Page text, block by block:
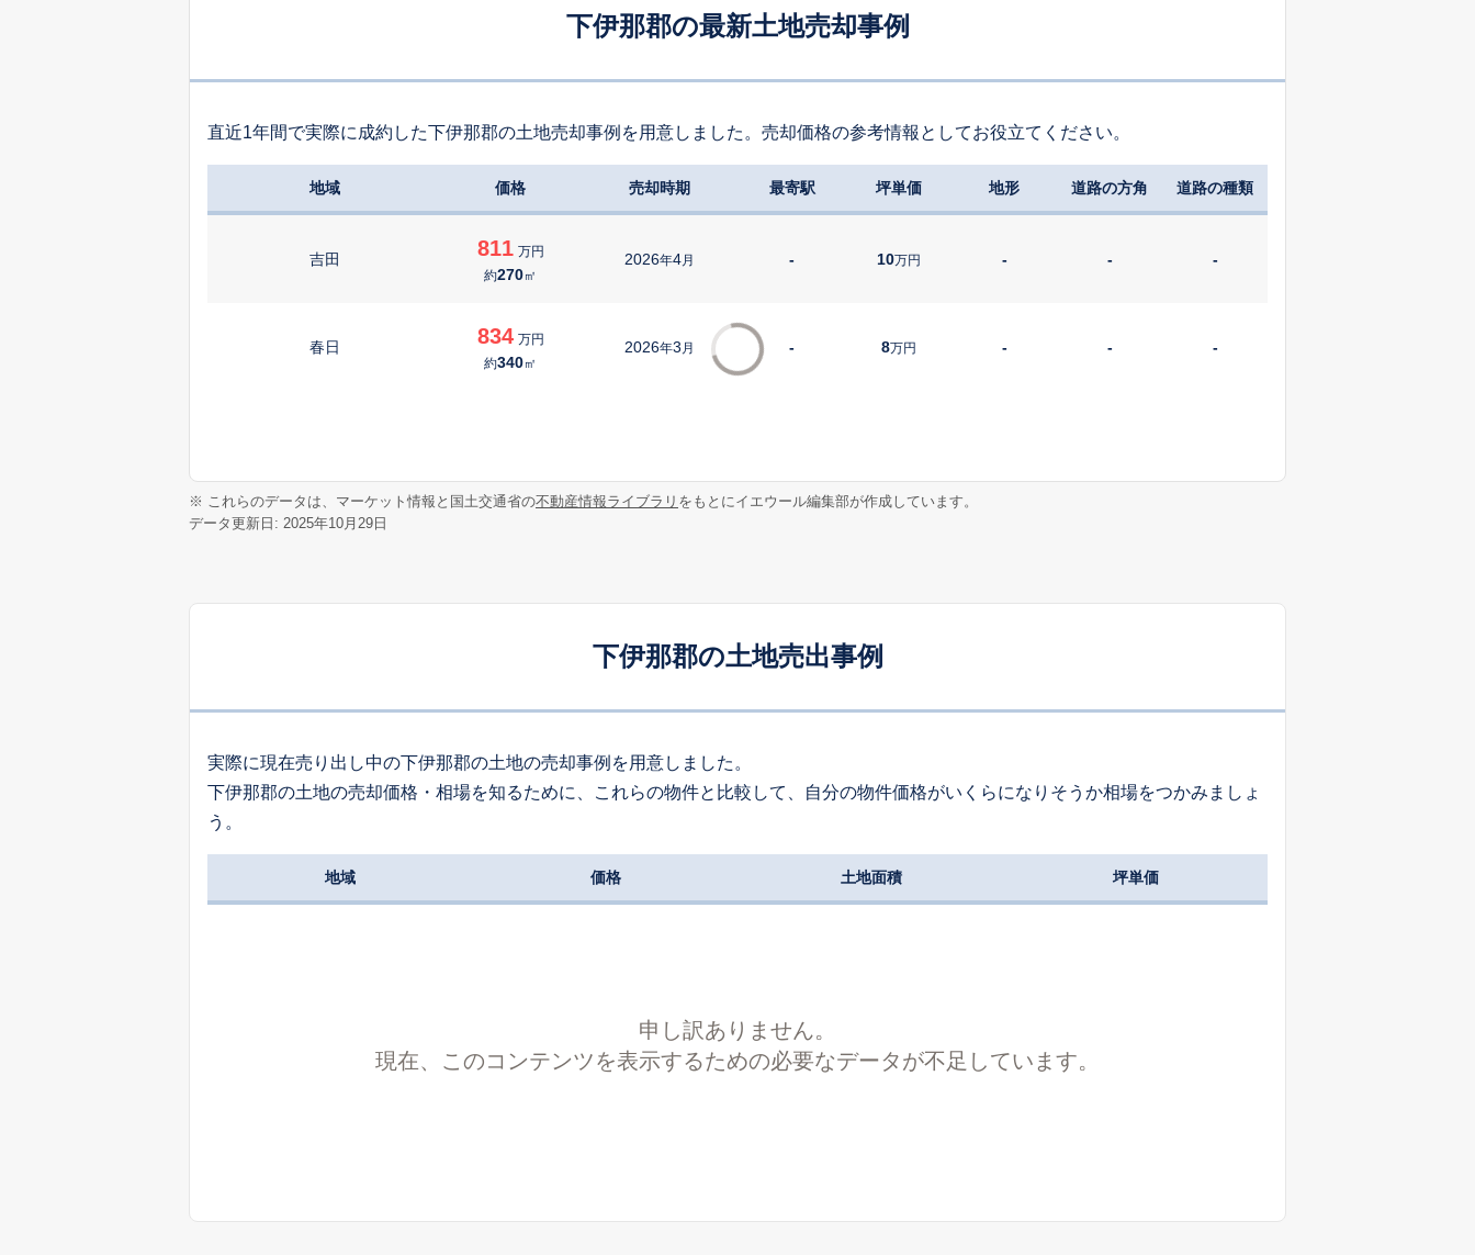
下伊那郡の最新土地売却事例
直近1年間で実際に成約した下伊那郡の土地売却事例を用意しました。売却価格の参考情報としてお役立てください。
地域 価格 売却時期 最寄駅 坪単価 地形 道路の方角 道路の種類
吉田 811 万円
約270㎡
2026年4月 - 10万円 - - -
春日 834 万円
約340㎡
2026年3 月 - 8万円 - - -
※ これらのデータは、マーケット情報と国土交通省の不動産情報ライブラリ をもとにイエウール編集部が作成しています。
データ更新日: 2025年10月29日
下伊那郡の土地売出事例
実際に現在売り出し中の下伊那郡の土地の売却事例を用意しました。
下伊那郡の土地の売却価格・相場を知るために、これらの物件と比較して、自分の物件価格がいくらになりそうか相場をつかみましょ
う。
地域 価格 土地面積 坪単価
申し訳ありません。
現在、このコンテンツを表示するための必要なデータが不足しています。